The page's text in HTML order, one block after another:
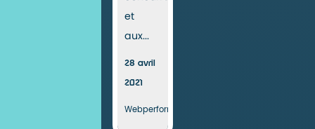
et
aux...
28 avril
2021
Webperformance